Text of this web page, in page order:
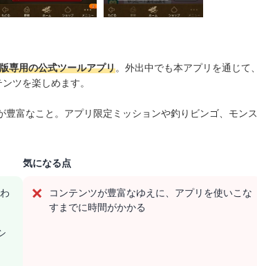
専用の公式ツールアプリ。外出中でも本アプリを通じて、
ツを楽しめます。
富なこと。アプリ限定ミッションや釣りビンゴ、モンス
気になる点
コンテンツが豊富なゆえに、アプリを使いこな
すまでに時間がかかる